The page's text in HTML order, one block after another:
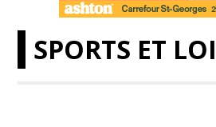
SPORTS ET